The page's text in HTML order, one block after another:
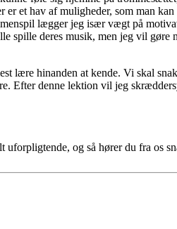
er et hav af muligheder, som man
lægger jeg især vægt på
spille deres musik, men jeg vil
lære hinanden at kende. Vi skal
Efter denne lektion vil jeg
og så hører du fra os